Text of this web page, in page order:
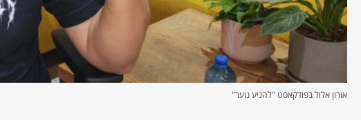
אורון אלול בפודקאסט "להניע נוער"